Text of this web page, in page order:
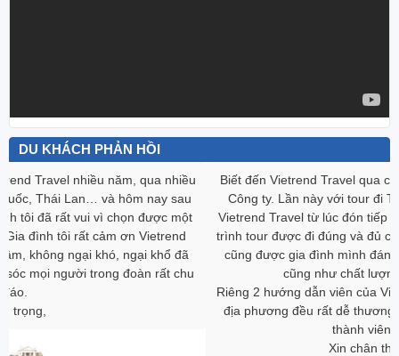
DU KHÁCH PHẢN HỒI
Biết đến Vietrend Travel qua chương trình “Team Building” của
Công ty. Lần này với tour đi Thái Lan, mình khá hài lòng với
Vietrend Travel từ lúc đón tiếp khách đặt tour, nhận vé, chương
trình tour được đi đúng và đủ chương trình, khách sạn, ăn uống
cũng được gia đình mình đánh giá rất cao về thái độ phục vụ
cũng như chất lượng từ Vietrend Travel.
Riêng 2 hướng dẫn viên của Vietrend Travel và hướng dẫn viên
địa phương đều rất dễ thương, vui vẻ, hòa đồng, chu đáo với